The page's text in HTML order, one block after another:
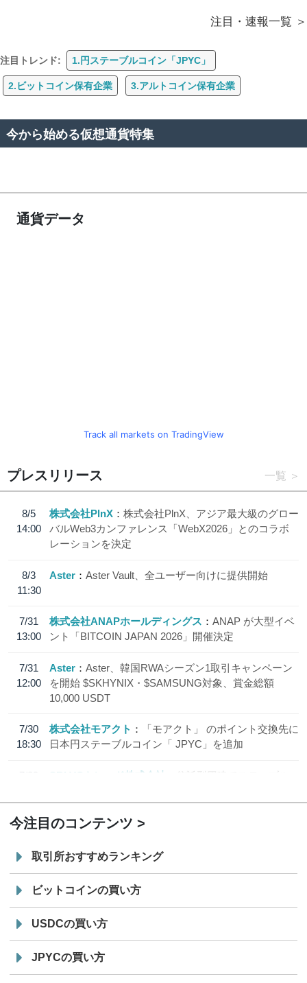
注目・速報一覧
注目トレンド: 1.円ステーブルコイン「JPYC」
2.ビットコイン保有企業 3.アルトコイン保有企業
今から始める仮想通貨特集
通貨データ
Track all markets on TradingView
プレスリリース 一覧
8/5
14:00
株式会社PlnX
株式会社PlnX、アジア最大級のグロー
バルWeb3カンファレンス「WebX2026」とのコラボ
レーションを決定
8/3
11:30
Aster Aster Vault、全ユーザー向けに提供開始
7/31
13:00
株式会社ANAPホールディングス
ANAP が大型イベ
ント「BITCOIN JAPAN 2026」開催決定
7/31
12:00
Aster
Aster、韓国RWAシーズン1取引キャンペーン
を開始 $SKHYNIX・$SAMSUNG対象、賞金総額
10,000 USDT
7/30
18:30
株式会社モアクト
「モアクト」 のポイント交換先に
日本円ステーブルコイン「 JPYC」を追加
7/29
SBI VCトレード株式会社
信託型円建てステーブル
今注目のコンテンツ
取引所おすすめランキング
ビットコインの買い方
USDCの買い方
JPYCの買い方